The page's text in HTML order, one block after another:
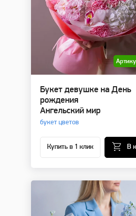
Букет девушке на День
рождения
Ангельский мир
букет цветов
Купить в 1 клик В